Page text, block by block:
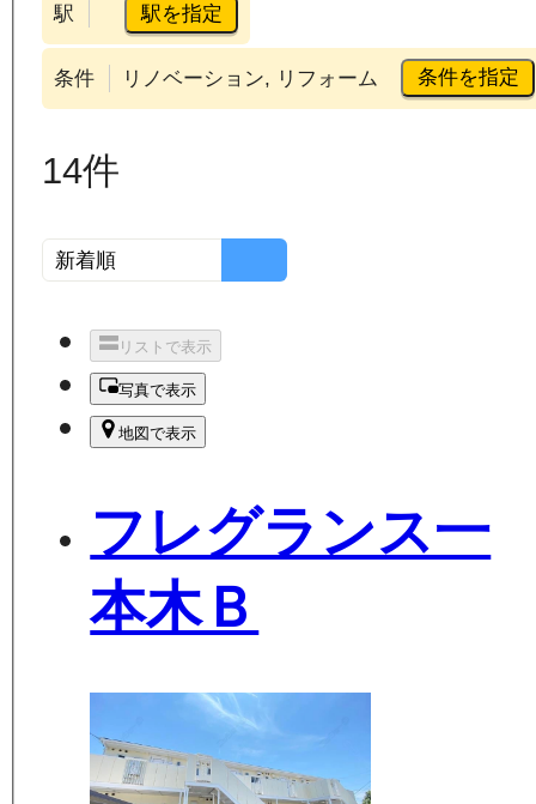
駅 駅を指定
条件 リノベーション, リフォーム 条件を指定
14件
リストで表示
写真で表示
地図で表示
フレグランス一
本木Ｂ